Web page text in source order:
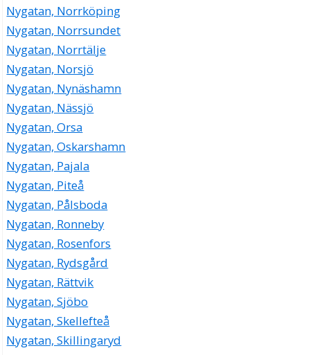
Nygatan, Norrköping
Nygatan, Norrsundet
Nygatan, Norrtälje
Nygatan, Norsjö
Nygatan, Nynäshamn
Nygatan, Nässjö
Nygatan, Orsa
Nygatan, Oskarshamn
Nygatan, Pajala
Nygatan, Piteå
Nygatan, Pålsboda
Nygatan, Ronneby
Nygatan, Rosenfors
Nygatan, Rydsgård
Nygatan, Rättvik
Nygatan, Sjöbo
Nygatan, Skellefteå
Nygatan, Skillingaryd